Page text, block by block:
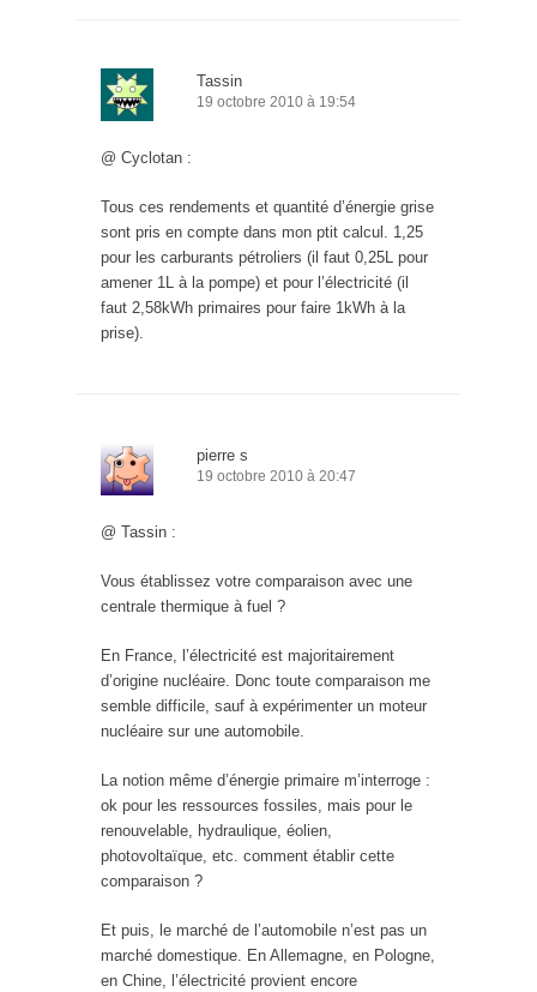
Tassin
19 octobre 2010 à 19:54
@ Cyclotan :
Tous ces rendements et quantité d’énergie grise
sont pris en compte dans mon ptit calcul. 1,25
pour les carburants pétroliers (il faut 0,25L pour
amener 1L à la pompe) et pour l’électricité (il
faut 2,58kWh primaires pour faire 1kWh à la
prise).
pierre s
19 octobre 2010 à 20:47
@ Tassin :
Vous établissez votre comparaison avec une
centrale thermique à fuel ?
En France, l’électricité est majoritairement
d’origine nucléaire. Donc toute comparaison me
semble difficile, sauf à expérimenter un moteur
nucléaire sur une automobile.
La notion même d’énergie primaire m’interroge :
ok pour les ressources fossiles, mais pour le
renouvelable, hydraulique, éolien,
photovoltaïque, etc. comment établir cette
comparaison ?
Et puis, le marché de l’automobile n’est pas un
marché domestique. En Allemagne, en Pologne,
en Chine, l’électricité provient encore